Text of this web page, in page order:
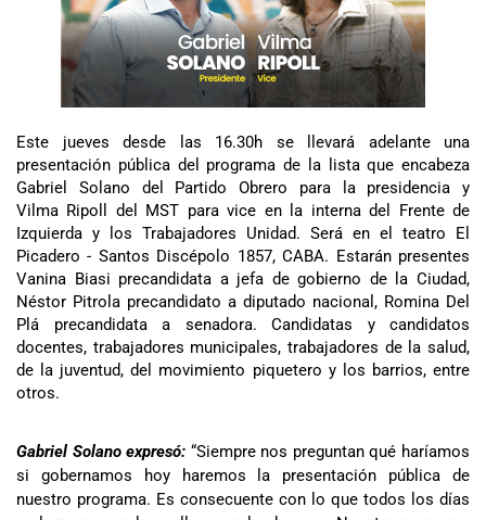
Este jueves desde las 16.30h se llevará adelante una
presentación pública del programa de la lista que encabeza
Gabriel Solano del Partido Obrero para la presidencia y
Vilma Ripoll del MST para vice en la interna del Frente de
Izquierda y los Trabajadores Unidad. Será en el teatro El
Picadero - Santos Discépolo 1857, CABA. Estarán presentes
Vanina Biasi precandidata a jefa de gobierno de la Ciudad,
Néstor Pitrola precandidato a diputado nacional, Romina Del
Plá precandidata a senadora. Candidatas y candidatos
docentes, trabajadores municipales, trabajadores de la salud,
de la juventud, del movimiento piquetero y los barrios, entre
otros.
Gabriel Solano expresó: “Siempre nos preguntan qué haríamos
si gobernamos hoy haremos la presentación pública de
nuestro programa. Es consecuente con lo que todos los días